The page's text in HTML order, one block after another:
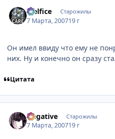
Melfice Старожилы
7 Марта, 200719 г
Он имел ввиду что ему не
них. Ну и конечно он сразу
Цитата
Negative Старожилы
7 Марта, 200719 г